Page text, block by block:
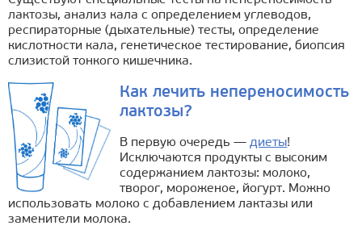
лактозы, анализ кала с определением углеводов,
респираторные (дыхательные) тесты, определение
кислотности кала, генетическое тестирование, биопсия
слизистой тонкого кишечника.
Как лечить непереносимость
лактозы?
В первую очередь —диеты!
Исключаются продукты с высоким
содержанием лактозы: молоко,
творог, мороженое, йогурт. Можно
использовать молоко с добавлением лактазы или
заменители молока.